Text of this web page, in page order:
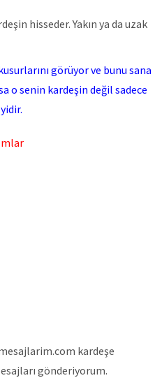
hisseder. Yakın ya da uzak
görüyor ve bunu sana
o senin kardeşin değil sadece
kardeşe
gönderiyorum.